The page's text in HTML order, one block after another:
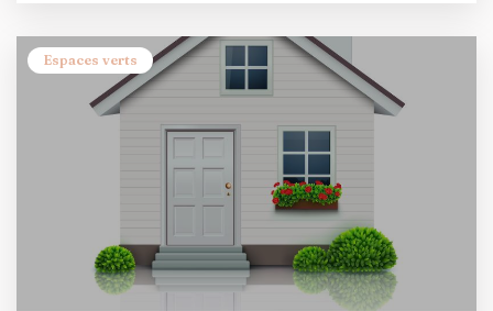
Espaces verts